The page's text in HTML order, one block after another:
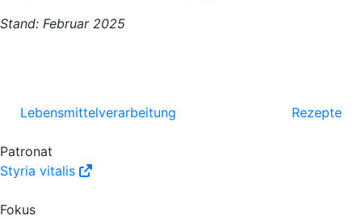
Stand: Februar 2025
Lebensmittelverarbeitung Rezepte
Patronat
Styria vitalis
Fokus